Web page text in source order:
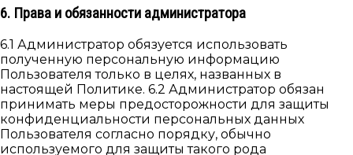
6. Права и обязанности администратора
6.1 Администратор обязуется использовать
полученную персональную информацию
Пользователя только в целях, названных в
настоящей Политике. 6.2 Администратор обязан
принимать меры предосторожности для защиты
конфиденциальности персональных данных
Пользователя согласно порядку, обычно
используемого для защиты такого рода